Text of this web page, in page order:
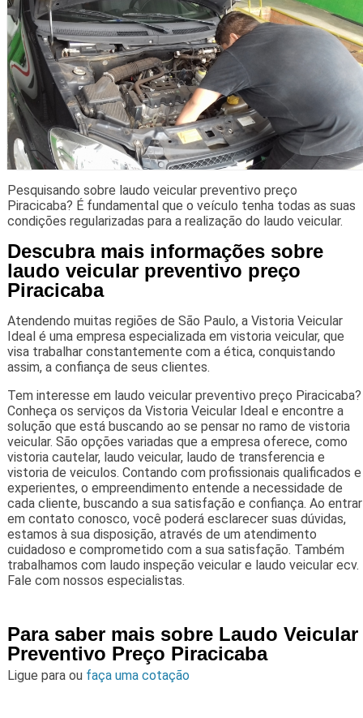
Pesquisando sobre laudo veicular preventivo preço
Piracicaba? É fundamental que o veículo tenha todas as suas
condições regularizadas para a realização do laudo veicular.
Descubra mais informações sobre
laudo veicular preventivo preço
Piracicaba
Atendendo muitas regiões de São Paulo, a Vistoria Veicular
Ideal é uma empresa especializada em vistoria veicular, que
visa trabalhar constantemente com a ética, conquistando
assim, a confiança de seus clientes.
Tem interesse em laudo veicular preventivo preço Piracicaba?
Conheça os serviços da Vistoria Veicular Ideal e encontre a
solução que está buscando ao se pensar no ramo de vistoria
veicular. São opções variadas que a empresa oferece, como
vistoria cautelar, laudo veicular, laudo de transferencia e
vistoria de veiculos. Contando com profissionais qualificados e
experientes, o empreendimento entende a necessidade de
cada cliente, buscando a sua satisfação e confiança. Ao entrar
em contato conosco, você poderá esclarecer suas dúvidas,
estamos à sua disposição, através de um atendimento
cuidadoso e comprometido com a sua satisfação. Também
trabalhamos com laudo inspeção veicular e laudo veicular ecv.
Fale com nossos especialistas.
Para saber mais sobre Laudo Veicular
Preventivo Preço Piracicaba
Ligue para ou faça uma cotação